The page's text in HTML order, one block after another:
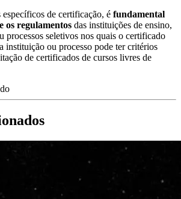
específicos de certificação, é fundamental
os regulamentos das instituições de ensino,
processos seletivos nos quais o certificado
instituição ou processo pode ter critérios
de certificados de cursos livres de